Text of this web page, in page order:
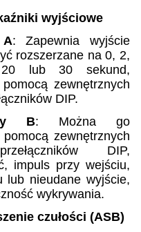
wyjściowe
: Zapewnia wyjście
rozszerzane na 0, 2,
lub 30 sekund,
zewnętrznych
DIP.
B: Można go
zewnętrznych
DIP,
impuls przy wejściu,
lub nieudane wyjście,
wykrywania.
czułości (ASB)